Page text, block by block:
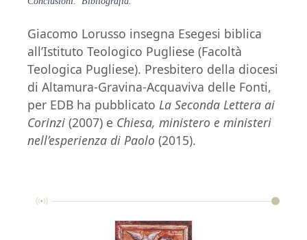
Giacomo Lorusso insegna Esegesi biblica
all’Istituto Teologico Pugliese (Facoltà
Teologica Pugliese). Presbitero della diocesi
di Altamura-Gravina-Acquaviva delle Fonti,
per EDB ha pubblicato La Seconda Lettera ai
Corinzi (2007) e Chiesa, ministero e ministeri
nell’esperienza di Paolo (2015).